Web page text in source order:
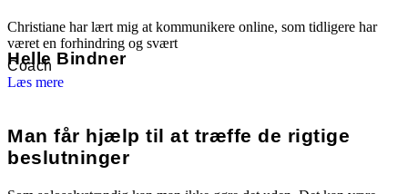
Christiane har lært mig at kommunikere online, som tidligere har
været en forhindring og svært
Helle Bindner
Coach
Læs mere
Man får hjælp til at træffe de rigtige
beslutninger